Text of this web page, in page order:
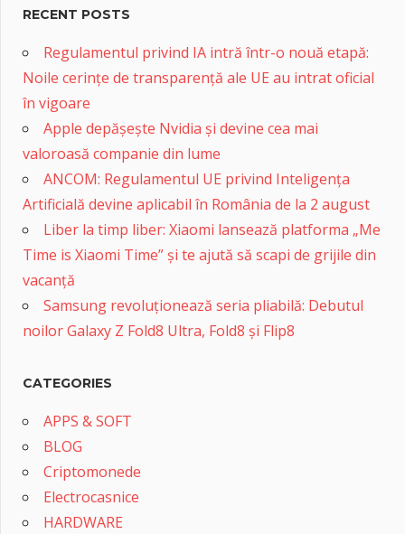
RECENT POSTS
Regulamentul privind IA intră într-o nouă etapă:
Noile cerințe de transparență ale UE au intrat oficial
în vigoare
Apple depășește Nvidia și devine cea mai
valoroasă companie din lume
ANCOM: Regulamentul UE privind Inteligența
Artificială devine aplicabil în România de la 2 august
Liber la timp liber: Xiaomi lansează platforma „Me
Time is Xiaomi Time” și te ajută să scapi de grijile din
vacanță
Samsung revoluționează seria pliabilă: Debutul
noilor Galaxy Z Fold8 Ultra, Fold8 și Flip8
CATEGORIES
APPS & SOFT
BLOG
Criptomonede
Electrocasnice
HARDWARE